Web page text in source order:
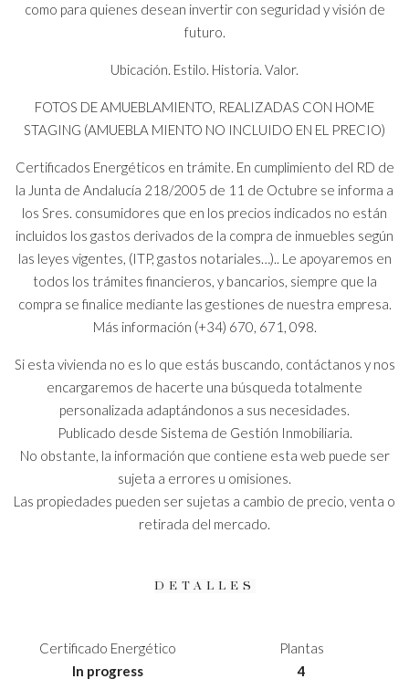
como para quienes desean invertir con seguridad y visión de
futuro.
Ubicación. Estilo. Historia. Valor.
FOTOS DE AMUEBLAMIENTO, REALIZADAS CON HOME
STAGING (AMUEBLA MIENTO NO INCLUIDO EN EL PRECIO)
Certificados Energéticos en trámite. En cumplimiento del RD de
la Junta de Andalucía 218/2005 de 11 de Octubre se informa a
los Sres. consumidores que en los precios indicados no están
incluidos los gastos derivados de la compra de inmuebles según
las leyes vigentes, (ITP, gastos notariales…).. Le apoyaremos en
todos los trámites financieros, y bancarios, siempre que la
compra se finalice mediante las gestiones de nuestra empresa.
Más información (+34) 670, 671, 098.
Si esta vivienda no es lo que estás buscando, contáctanos y nos
encargaremos de hacerte una búsqueda totalmente
personalizada adaptándonos a sus necesidades.
Publicado desde Sistema de Gestión Inmobiliaria.
No obstante, la información que contiene esta web puede ser
sujeta a errores u omisiones.
Las propiedades pueden ser sujetas a cambio de precio, venta o
retirada del mercado.
DETALLES
Certificado Energético
In progress
Plantas
4